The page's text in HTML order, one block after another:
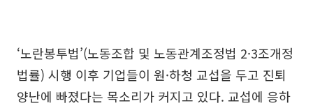
‘노란봉투법’(노동조합 및 노동관계조정법 2·3조개정
법률) 시행 이후 기업들이 원·하청 교섭을 두고 진퇴
양난에 빠졌다는 목소리가 커지고 있다. 교섭에 응하